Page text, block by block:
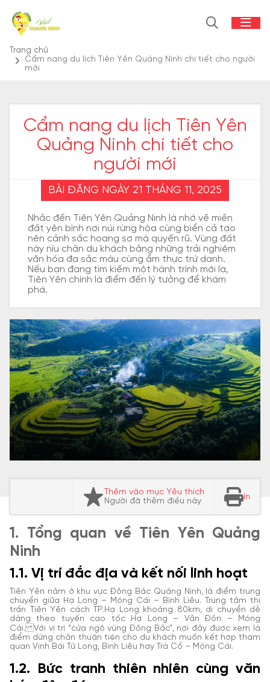
Trang chủ
Cẩm nang du lịch Tiên Yên Quảng Ninh chi tiết cho người
mới
Cẩm nang du lịch Tiên Yên
Quảng Ninh chi tiết cho
người mới
BÀI ĐĂNG NGÀY 21 THÁNG 11, 2025
Nhắc đến Tiên Yên Quảng Ninh là nhớ về miền
đất yên bình nơi núi rừng hòa cùng biển cả tạo
nên cảnh sắc hoang sơ mà quyến rũ. Vùng đất
này níu chân du khách bằng những trải nghiệm
văn hóa đa sắc màu cùng ẩm thực trứ danh.
Nếu bạn đang tìm kiếm một hành trình mới lạ,
Tiên Yên chính là điểm đến lý tưởng để khám
phá.
Thêm vào mục Yêu thích
Người đã thêm điều này
In
1. Tổng quan về Tiên Yên Quảng
Ninh
1.1. Vị trí đắc địa và kết nối linh hoạt
Tiên Yên nằm ở khu vực Đông Bắc Quảng Ninh, là điểm trung
chuyển giữa Hạ Long – Móng Cái – Bình Liêu. Trung tâm thị
trấn Tiên Yên cách TP.Hạ Long khoảng 80km, di chuyển dễ
dàng theo tuyến cao tốc Hạ Long – Vân Đồn – Móng
Cái. Với vị trí “cửa ngõ vùng Đông Bắc”, nơi đây được xem là
điểm dừng chân thuận tiện cho du khách muốn kết hợp tham
quan Vịnh Bái Tử Long, Bình Liêu hay Trà Cổ – Móng Cái.
1.2. Bức tranh thiên nhiên cùng văn